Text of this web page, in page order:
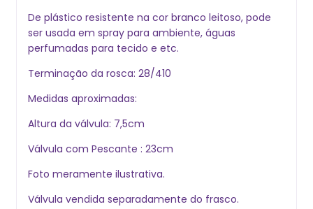
De plástico resistente na cor branco leitoso, pode
ser usada em spray para ambiente, águas
perfumadas para tecido e etc.
Terminação da rosca: 28/410
Medidas aproximadas:
Altura da válvula: 7,5cm
Válvula com Pescante : 23cm
Foto meramente ilustrativa.
Válvula vendida separadamente do frasco.